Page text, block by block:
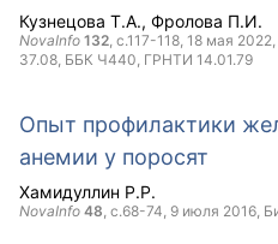
Кузнецова Т.А. Фролова П.И.
NovaInfo 132, с.117-118, 18 мая 2022
37.08, ББК Ч440, ГРНТИ 14.01.79
Опыт профилактики
анемии у поросят
Хамидуллин Р.Р.
NovaInfo 48, с.68-74, 9 июля 2016,